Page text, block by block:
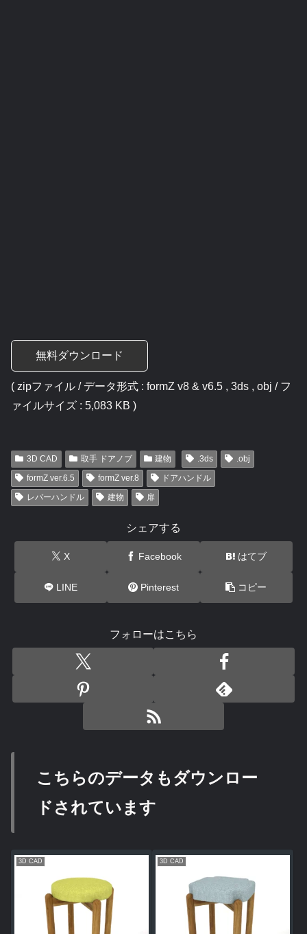
無料ダウンロード
( zipファイル / データ形式 : formZ v8 & v6.5 , 3ds , obj / フ
ァイルサイズ : 5,083 KB )
3D CAD 取手 ドアノブ 建物 .3ds
.obj
formZ ver.6.5
formZ ver.8
ドアハンドル
レバーハンドル
建物 扉
シェアする
X Facebook はてブ
LINE Pinterest コピー
フォローはこちら
こちらのデータもダウンロー
ドされています
3D CAD 3D CAD